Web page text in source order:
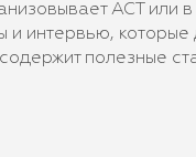
АСТ или
интервью, которые
полезные